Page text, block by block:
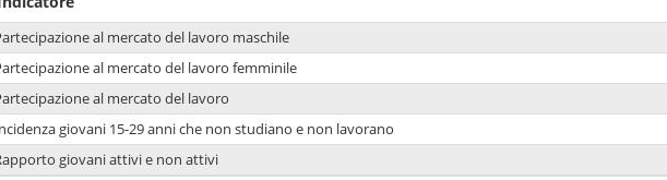
al mercato del lavoro maschile
al mercato del lavoro femminile
al mercato del lavoro
giovani 15-29 anni che non studiano e non lavorano
giovani attivi e non attivi